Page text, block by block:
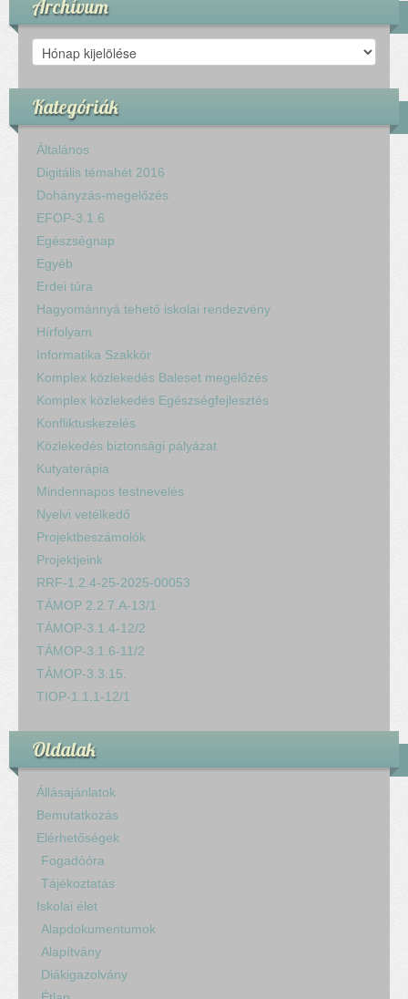
Archívum
Archívum
Kategóriák
Általános
Digitális témahét 2016
Dohányzás-megelőzés
EFOP-3.1.6
Egészségnap
Egyéb
Erdei túra
Hagyománnyá tehető iskolai rendezvény
Hírfolyam
Informatika Szakkör
Komplex közlekedés Baleset megelőzés
Komplex közlekedés Egészségfejlesztés
Konfliktuskezelés
Közlekedés biztonsági pályázat
Kutyaterápia
Mindennapos testnevelés
Nyelvi vetélkedő
Projektbeszámolók
Projektjeink
RRF-1.2.4-25-2025-00053
TÁMOP 2.2.7.A-13/1
TÁMOP-3.1.4-12/2
TÁMOP-3.1.6-11/2
TÁMOP-3.3.15.
TIOP-1.1.1-12/1
Oldalak
Állásajánlatok
Bemutatkozás
Elérhetőségek
Fogadóóra
Tájékoztatás
Iskolai élet
Alapdokumentumok
Alapítvány
Diákigazolvány